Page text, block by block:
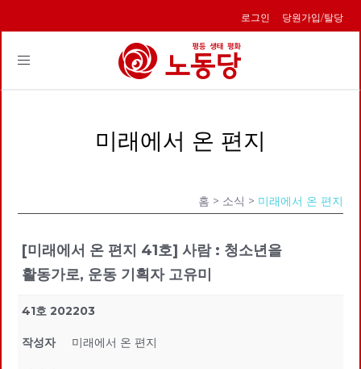
로그인 당원가입/탈당
Toggle
미래에서 온 편지
홈 > 소식 > 미래에서 온 편지
[미래에서 온 편지 41호] 사람 : 청소년을
활동가로, 운동 기획자 고유미
41호 202203
작성자 미래에서 온 편지